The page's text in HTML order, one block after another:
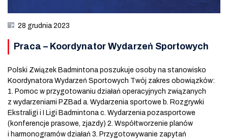
28 grudnia 2023
Praca – Koordynator Wydarzeń Sportowych
Polski Związek Badmintona poszukuje osoby na stanowisko
Koordynatora Wydarzeń Sportowych Twój zakres obowiązków:
1. Pomoc w przygotowaniu działań operacyjnych związanych
z wydarzeniami PZBad a. Wydarzenia sportowe b. Rozgrywki
Ekstraligi i I Ligi Badmintona c. Wydarzenia pozasportowe
(konferencje prasowe, zjazdy) 2. Współtworzenie planów
i harmonogramów działań 3. Przygotowywanie zapytań